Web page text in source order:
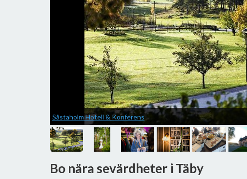
Såstaholm Hotell & Konferens
Bo nära sevärdheter i Täby